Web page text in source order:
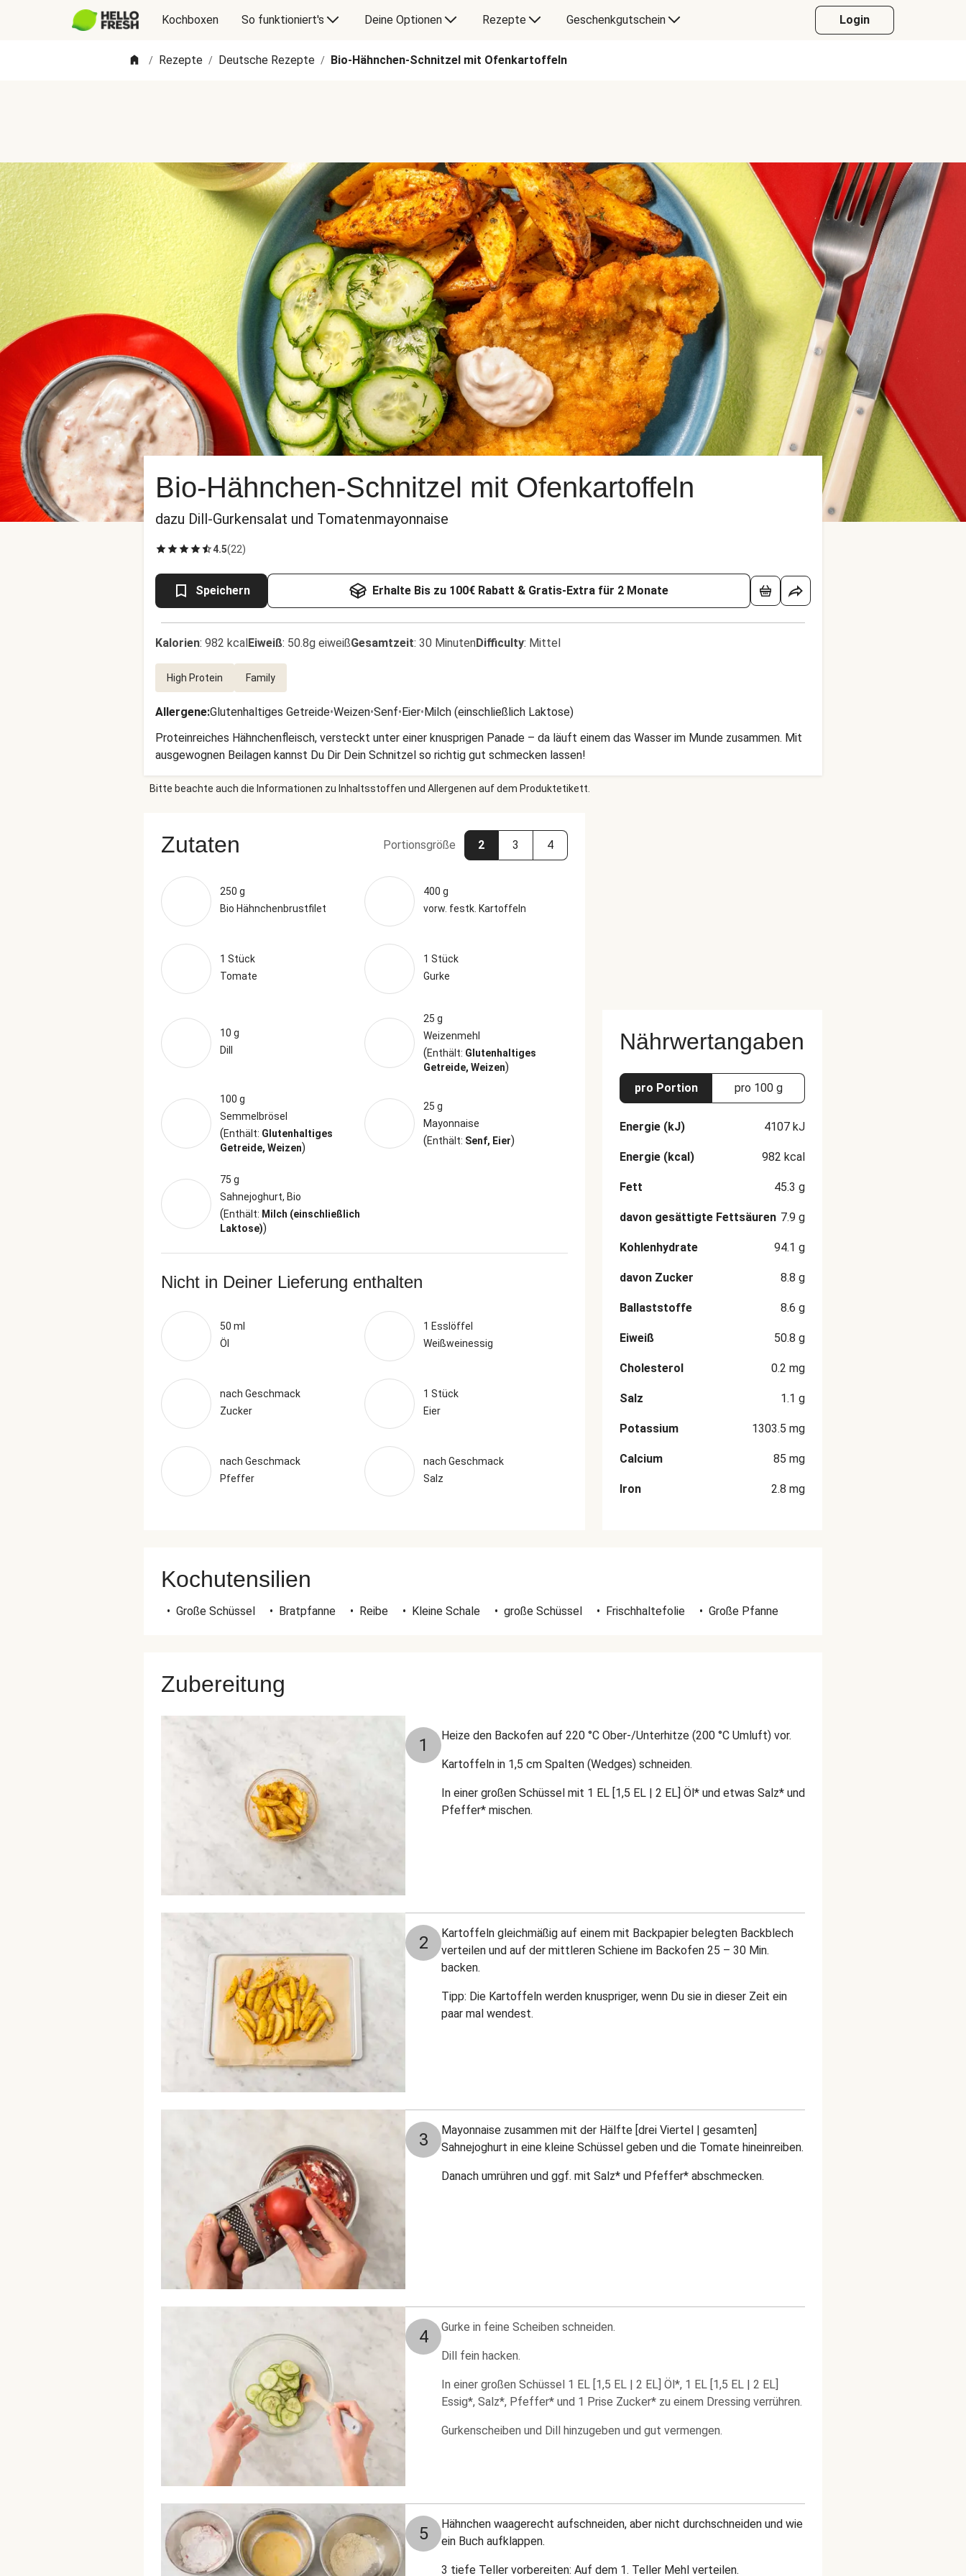
Kochboxen So funktioniert's Deine Optionen Rezepte Geschenkgutschein Login
/ Rezepte / Deutsche Rezepte / Bio-Hähnchen-Schnitzel mit Ofenkartoffeln
Bio-Hähnchen-Schnitzel mit Ofenkartoffeln
dazu Dill-Gurkensalat und Tomatenmayonnaise
4.5(22)
Speichern Erhalte Bis zu 100€ Rabatt & Gratis-Extra für 2 Monate
Kalorien: 982 kcalEiweiß: 50.8g eiweißGesamtzeit: 30 MinutenDifficulty: Mittel
High Protein Family
Allergene:Glutenhaltiges Getreide•Weizen•Senf•Eier•Milch (einschließlich Laktose)
Proteinreiches Hähnchenfleisch, versteckt unter einer knusprigen Panade – da läuft einem das Wasser im Munde zusammen. Mit
ausgewognen Beilagen kannst Du Dir Dein Schnitzel so richtig gut schmecken lassen!
Bitte beachte auch die Informationen zu Inhaltsstoffen und Allergenen auf dem Produktetikett.
Zutaten Portionsgröße 2 3 4
250 g
Bio Hähnchenbrustfilet
400 g
vorw. festk. Kartoffeln
1 Stück
Tomate
1 Stück
Gurke
10 g
Dill
25 g
Weizenmehl
(Enthält: Glutenhaltiges
Getreide, Weizen)
100 g
Semmelbrösel
(Enthält: Glutenhaltiges
Getreide, Weizen)
25 g
Mayonnaise
(Enthält: Senf, Eier)
75 g
Sahnejoghurt, Bio
(Enthält: Milch (einschließlich
Laktose))
Nicht in Deiner Lieferung enthalten
50 ml
Öl
1 Esslöffel
Weißweinessig
nach Geschmack
Zucker
1 Stück
Eier
nach Geschmack
Pfeffer
nach Geschmack
Salz
Nährwertangaben
pro Portion pro 100 g
Energie (kJ) 4107 kJ
Energie (kcal) 982 kcal
Fett 45.3 g
davon gesättigte Fettsäuren 7.9 g
Kohlenhydrate 94.1 g
davon Zucker 8.8 g
Ballaststoffe 8.6 g
Eiweiß 50.8 g
Cholesterol 0.2 mg
Salz 1.1 g
Potassium 1303.5 mg
Calcium 85 mg
Iron 2.8 mg
Kochutensilien
• Große Schüssel • Bratpfanne • Reibe • Kleine Schale • große Schüssel • Frischhaltefolie • Große Pfanne
Zubereitung
1 Heize den Backofen auf 220 °C Ober-/Unterhitze (200 °C Umluft) vor.
Kartoffeln in 1,5 cm Spalten (Wedges) schneiden.
In einer großen Schüssel mit 1 EL [1,5 EL | 2 EL] Öl* und etwas Salz* und
Pfeffer* mischen.
2
Kartoffeln gleichmäßig auf einem mit Backpapier belegten Backblech
verteilen und auf der mittleren Schiene im Backofen 25 – 30 Min.
backen.
Tipp: Die Kartoffeln werden knuspriger, wenn Du sie in dieser Zeit ein
paar mal wendest.
3
Mayonnaise zusammen mit der Hälfte [drei Viertel | gesamten]
Sahnejoghurt in eine kleine Schüssel geben und die Tomate hineinreiben.
Danach umrühren und ggf. mit Salz* und Pfeffer* abschmecken.
4 Gurke in feine Scheiben schneiden.
Dill fein hacken.
In einer großen Schüssel 1 EL [1,5 EL | 2 EL] Öl*, 1 EL [1,5 EL | 2 EL]
Essig*, Salz*, Pfeffer* und 1 Prise Zucker* zu einem Dressing verrühren.
Gurkenscheiben und Dill hinzugeben und gut vermengen.
5
Hähnchen waagerecht aufschneiden, aber nicht durchschneiden und wie
ein Buch aufklappen.
3 tiefe Teller vorbereiten: Auf dem 1. Teller Mehl verteilen.